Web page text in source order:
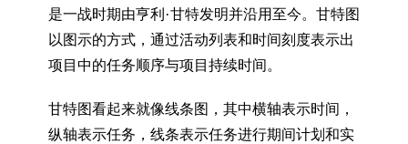
是一战时期由亨利·甘特发明并沿用至今。甘特图
以图示的方式，通过活动列表和时间刻度表示出
项目中的任务顺序与项目持续时间。
甘特图看起来就像线条图，其中横轴表示时间，
纵轴表示任务，线条表示任务进行期间计划和实